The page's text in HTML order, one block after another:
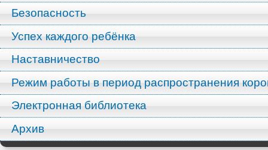
Безопасность
Успех каждого ребёнка
Наставничество
Режим работы в период распространения
Электронная библиотека
Архив